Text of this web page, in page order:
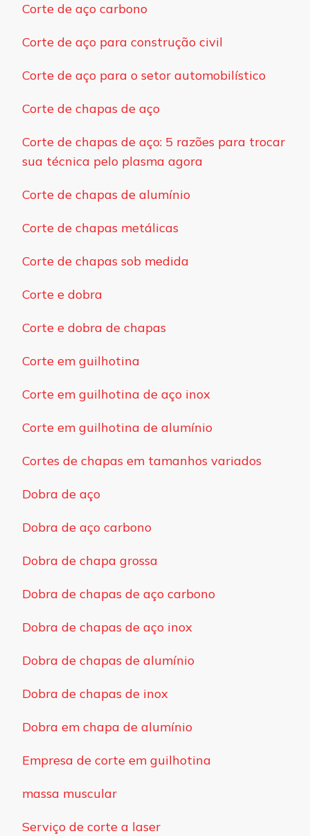
Corte de aço carbono
Corte de aço para construção civil
Corte de aço para o setor automobilístico
Corte de chapas de aço
Corte de chapas de aço: 5 razões para trocar
sua técnica pelo plasma agora
Corte de chapas de alumínio
Corte de chapas metálicas
Corte de chapas sob medida
Corte e dobra
Corte e dobra de chapas
Corte em guilhotina
Corte em guilhotina de aço inox
Corte em guilhotina de alumínio
Cortes de chapas em tamanhos variados
Dobra de aço
Dobra de aço carbono
Dobra de chapa grossa
Dobra de chapas de aço carbono
Dobra de chapas de aço inox
Dobra de chapas de alumínio
Dobra de chapas de inox
Dobra em chapa de alumínio
Empresa de corte em guilhotina
massa muscular
Serviço de corte a laser